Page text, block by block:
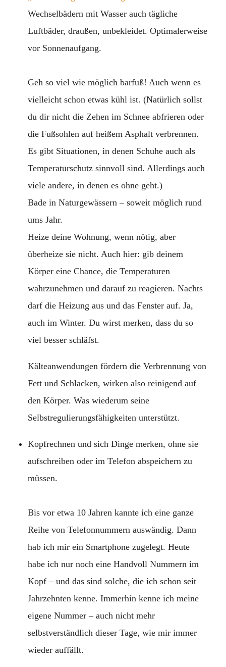
Wechselbädern mit Wasser auch tägliche
Luftbäder, draußen, unbekleidet. Optimalerweise
vor Sonnenaufgang.
Geh so viel wie möglich barfuß! Auch wenn es
vielleicht schon etwas kühl ist. (Natürlich sollst
du dir nicht die Zehen im Schnee abfrieren oder
die Fußsohlen auf heißem Asphalt verbrennen.
Es gibt Situationen, in denen Schuhe auch als
Temperaturschutz sinnvoll sind. Allerdings auch
viele andere, in denen es ohne geht.)
Bade in Naturgewässern – soweit möglich rund
ums Jahr.
Heize deine Wohnung, wenn nötig, aber
überheize sie nicht. Auch hier: gib deinem
Körper eine Chance, die Temperaturen
wahrzunehmen und darauf zu reagieren. Nachts
darf die Heizung aus und das Fenster auf. Ja,
auch im Winter. Du wirst merken, dass du so
viel besser schläfst.
Kälteanwendungen fördern die Verbrennung von
Fett und Schlacken, wirken also reinigend auf
den Körper. Was wiederum seine
Selbstregulierungsfähigkeiten unterstützt.
Kopfrechnen und sich Dinge merken, ohne sie
aufschreiben oder im Telefon abspeichern zu
müssen.
Bis vor etwa 10 Jahren kannte ich eine ganze
Reihe von Telefonnummern auswändig. Dann
hab ich mir ein Smartphone zugelegt. Heute
habe ich nur noch eine Handvoll Nummern im
Kopf – und das sind solche, die ich schon seit
Jahrzehnten kenne. Immerhin kenne ich meine
eigene Nummer – auch nicht mehr
selbstverständlich dieser Tage, wie mir immer
wieder auffällt.